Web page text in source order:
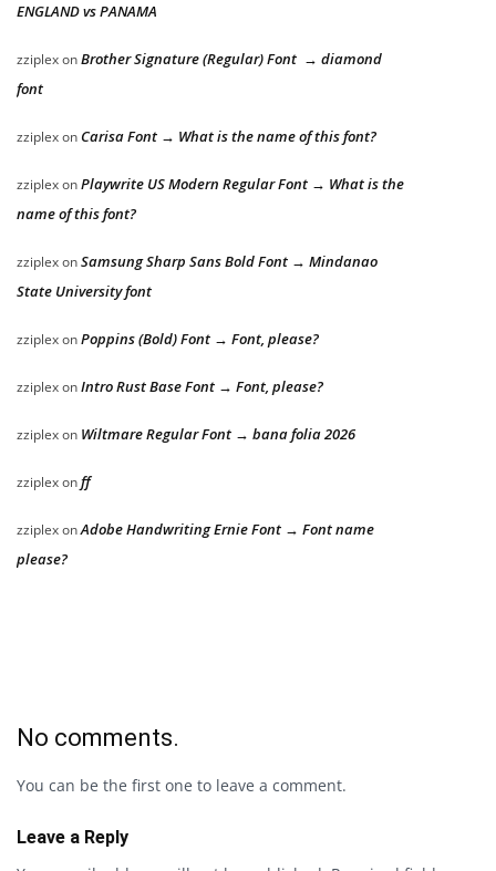
ENGLAND vs PANAMA
zziplexonBrother Signature (Regular) Font → diamond
font
zziplexon Carisa Font → What is the name of this font?
zziplexonPlaywrite US Modern Regular Font → What is the
name of this font?
zziplexonSamsung Sharp Sans Bold Font → Mindanao
State University font
zziplexonPoppins (Bold) Font → Font, please?
zziplexonIntro Rust Base Font → Font, please?
zziplexon Wiltmare Regular Font → bana folia 2026
zziplexonff
zziplexonAdobe Handwriting Ernie Font → Font name
please?
No comments.
You can be the first one to leave a comment.
Leave a Reply